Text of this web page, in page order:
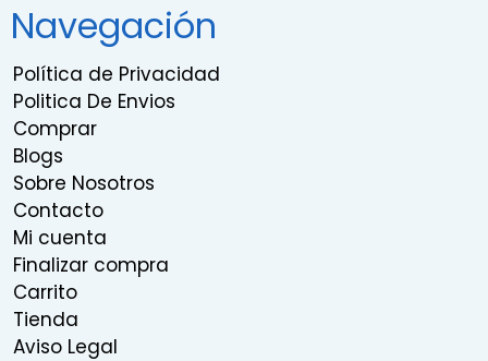
Navegación
Política de Privacidad
Politica De Envios
Comprar
Blogs
Sobre Nosotros
Contacto
Mi cuenta
Finalizar compra
Carrito
Tienda
Aviso Legal